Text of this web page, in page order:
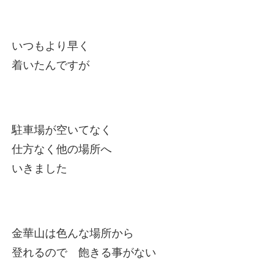
いつもより早く
着いたんですが
駐車場が空いてなく
仕方なく他の場所へ
いきました
金華山は色んな場所から
登れるので 飽きる事がない